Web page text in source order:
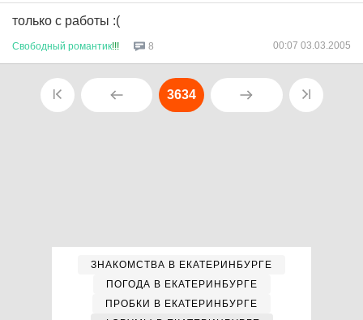
только с работы :(
Свободный романтик!!! 8 00:07 03.03.2005
3634
ЗНАКОМСТВА В ЕКАТЕРИНБУРГЕ
ПОГОДА В ЕКАТЕРИНБУРГЕ
ПРОБКИ В ЕКАТЕРИНБУРГЕ